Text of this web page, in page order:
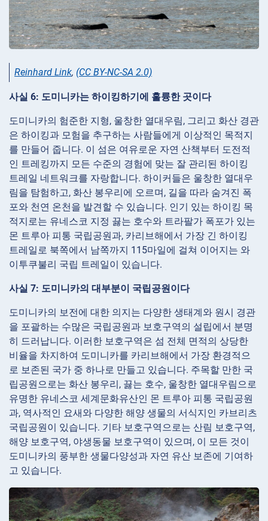
Reinhard Link, (CC BY-NC-SA 2.0)
사실 6: 도미니카는 하이킹하기에 훌륭한 곳이다
도미니카의 험준한 지형, 울창한 열대우림, 그리고 화산 경관
은 하이킹과 모험을 추구하는 사람들에게 이상적인 목적지
를 만들어 줍니다. 이 섬은 여유로운 자연 산책부터 도전적
인 트레킹까지 모든 수준의 경험에 맞는 잘 관리된 하이킹
트레일 네트워크를 자랑합니다. 하이커들은 울창한 열대우
림을 탐험하고, 화산 봉우리에 오르며, 길을 따라 숨겨진 폭
포와 천연 온천을 발견할 수 있습니다. 인기 있는 하이킹 목
적지로는 유네스코 지정 끓는 호수와 트라팔가 폭포가 있는
몬 트루아 피통 국립공원과, 카리브해에서 가장 긴 하이킹
트레일로 북쪽에서 남쪽까지 115마일에 걸쳐 이어지는 와
이투쿠불리 국립 트레일이 있습니다.
사실 7: 도미니카의 대부분이 국립공원이다
도미니카의 보전에 대한 의지는 다양한 생태계와 원시 경관
을 포괄하는 수많은 국립공원과 보호구역의 설립에서 분명
히 드러납니다. 이러한 보호구역은 섬 전체 면적의 상당한
비율을 차지하여 도미니카를 카리브해에서 가장 환경적으
로 보존된 국가 중 하나로 만들고 있습니다. 주목할 만한 국
립공원으로는 화산 봉우리, 끓는 호수, 울창한 열대우림으로
유명한 유네스코 세계문화유산인 몬 트루아 피통 국립공원
과, 역사적인 요새와 다양한 해양 생물의 서식지인 카브리츠
국립공원이 있습니다. 기타 보호구역으로는 산림 보호구역,
해양 보호구역, 야생동물 보호구역이 있으며, 이 모든 것이
도미니카의 풍부한 생물다양성과 자연 유산 보존에 기여하
고 있습니다.